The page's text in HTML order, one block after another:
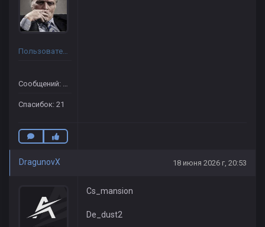
Пользователь
Сообщений: 29
Спасибок: 21
DragunovX 18 июня 2026 г, 20:53
Cs_mansion
De_dust2